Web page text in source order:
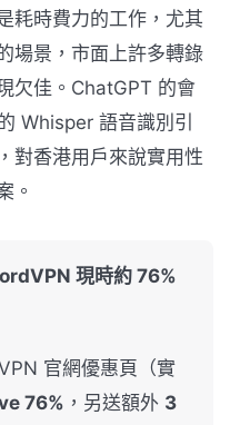
耗時費力的工作，尤其
場景，市面上許多轉錄
欠佳。ChatGPT 的會
Whisper 語音識別引
對香港用戶來說實用性
。
現時約 76%
官網優惠頁（實
76% ，另送額外 3